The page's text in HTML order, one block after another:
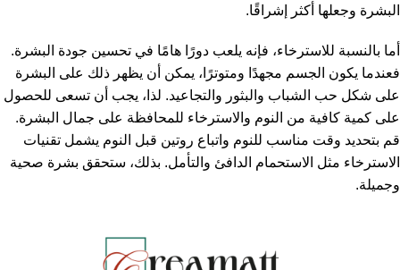
البشرة وجعلها أكثر إشراقًا.
أما بالنسبة للاسترخاء، فإنه يلعب دورًا هامًا في تحسين جودة البشرة.
فعندما يكون الجسم مجهدًا ومتوترًا، يمكن أن يظهر ذلك على البشرة
على شكل حب الشباب والبثور والتجاعيد. لذا، يجب أن تسعى للحصول
على كمية كافية من النوم والاسترخاء للمحافظة على جمال البشرة.
قم بتحديد وقت مناسب للنوم واتباع روتين قبل النوم يشمل تقنيات
الاسترخاء مثل الاستحمام الدافئ والتأمل. بذلك، ستحقق بشرة صحية
وجميلة.